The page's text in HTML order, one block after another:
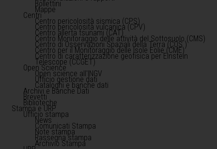
Bollettini
Mappe
Centri
Centro pericolosità sismica (CPS)
Centro pericolosità vulcanica (CPV)
Centro allerta tsunami (CAT)
Centro Monitoraggio delle attività del Sottosuolo (CMS)
Centro di Osservazioni Spaziali della Terra (COS )
Centro per il Monitoraggio delle Isole Eolie (CME)
Centro di caratterizzazione geofisica per Einstein
Telescope (CCGET)
Open Science
Open science all'INGV
Ufficio gestione dati
Cataloghi e banche dati
Archivi e Banche Dati
Brevetti
Biblioteche
Stampa e URP
Ufficio stampa
News
Comunicati Stampa
Note stampa
Rassegna stampa
Archivio Stampa